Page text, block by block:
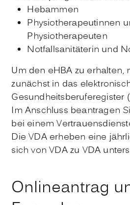
Hebammen
Physiotherapeutinnen
Physiotherapeuten
Notfallsanitäterin und
Um den eHBA zu erhalten,
zunächst in das
Gesundheitsberuferegister
Im Anschluss beantragen
bei einem
Die VDA erheben eine
sich von VDA zu VDA
Onlineantrag